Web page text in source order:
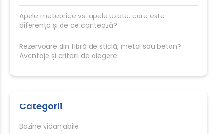
Apele meteorice vs. apele uzate: care este
diferența și de ce contează?
Rezervoare din fibră de sticlă, metal sau beton?
Avantaje și criterii de alegere
Categorii
Bazine vidanjabile